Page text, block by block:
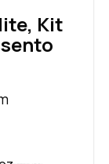
Kit